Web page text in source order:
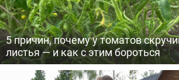
5 причин, почему у томатов
листья — и как с этим бороться